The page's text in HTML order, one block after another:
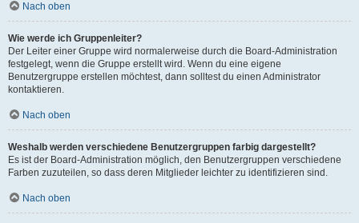
Nach oben
Wie werde ich Gruppenleiter?
Der Leiter einer Gruppe wird normalerweise durch die Board-Administration
festgelegt, wenn die Gruppe erstellt wird. Wenn du eine eigene
Benutzergruppe erstellen möchtest, dann solltest du einen Administrator
kontaktieren.
Nach oben
Weshalb werden verschiedene Benutzergruppen farbig dargestellt?
Es ist der Board-Administration möglich, den Benutzergruppen verschiedene
Farben zuzuteilen, so dass deren Mitglieder leichter zu identifizieren sind.
Nach oben